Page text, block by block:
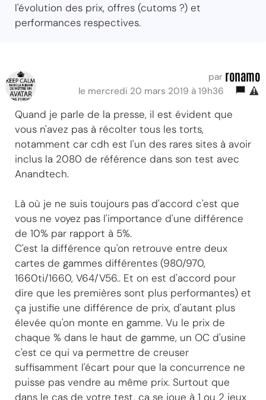
l'évolution des prix, offres (cutoms ?) et
performances respectives.
par ronamo
le mercredi 20 mars 2019 à 19h36
Quand je parle de la presse, il est évident que
vous n'avez pas à récolter tous les torts,
notamment car cdh est l'un des rares sites à avoir
inclus la 2080 de référence dans son test avec
Anandtech.
Là où je ne suis toujours pas d'accord c'est que
vous ne voyez pas l'importance d'une différence
de 10% par rapport à 5%.
C'est la différence qu'on retrouve entre deux
cartes de gammes différentes (980/970,
1660ti/1660, V64/V56.. Et on est d'accord pour
dire que les premières sont plus performantes) et
ça justifie une différence de prix, d'autant plus
élevée qu'on monte en gamme. Vu le prix de
chaque % dans le haut de gamme, un OC d'usine
c'est ce qui va permettre de creuser
suffisamment l'écart pour que la concurrence ne
puisse pas vendre au même prix. Surtout que
dans le cas de votre test, ça se joue à 1 ou 2 jeux